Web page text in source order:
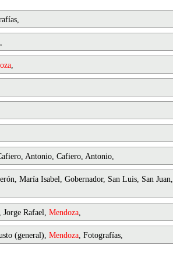
,
,
Antonio, Cafiero, Antonio,
María Isabel, Gobernador, San Luis, San Juan,
Rafael, Mendoza,
(general), Mendoza, Fotografías,